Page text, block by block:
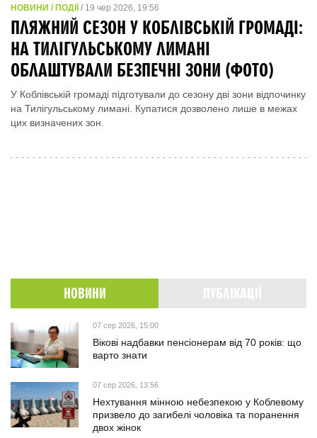
НОВИНИ / ПОДІЇ / 19 чер 2026, 19:56
ПЛЯЖНИЙ СЕЗОН У КОБЛІВСЬКІЙ ГРОМАДІ:
НА ТИЛІГУЛЬСЬКОМУ ЛИМАНІ
ОБЛАШТУВАЛИ БЕЗПЕЧНІ ЗОНИ (ФОТО)
У Коблівській громаді підготували до сезону дві зони відпочинку
на Тилігульському лимані. Купатися дозволено лише в межах
цих визначених зон.
НОВИНИ
07 сер 2026, 15:00
Вікові надбавки пенсіонерам від 70 років: що
варто знати
07 сер 2026, 13:56
Нехтування мінною небезпекою у Коблевому
призвело до загибелі чоловіка та поранення
двох жінок